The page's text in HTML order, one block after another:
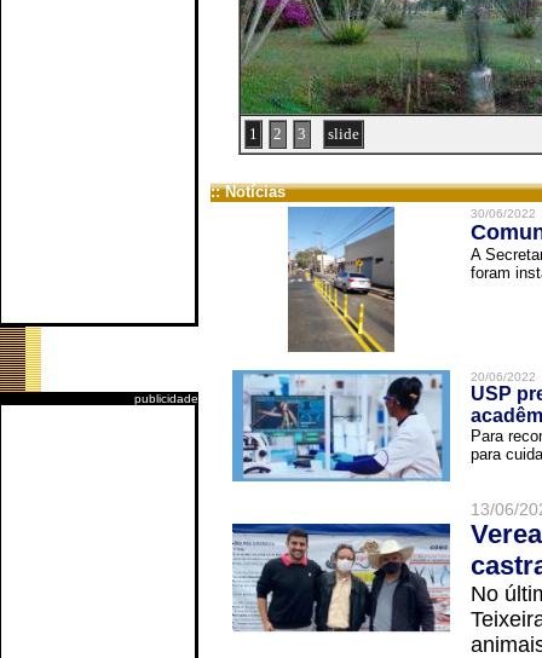
publicidade
1 2 3 slide
:: Notícias
30/06/2022
A
foram
20/06/2022
USP
Para
para
13/06/
No